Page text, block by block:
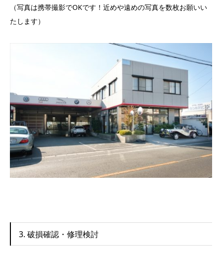
（写真は携帯撮影でOKです！近めや遠めの写真を数枚お願いい
たします）
3. 破損確認・修理検討